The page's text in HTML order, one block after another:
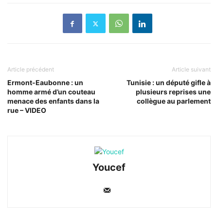
Article précédent
Ermont-Eaubonne : un
homme armé d’un couteau
menace des enfants dans la
rue – VIDEO
Article suivant
Tunisie : un député gifle à
plusieurs reprises une
collègue au parlement
Youcef